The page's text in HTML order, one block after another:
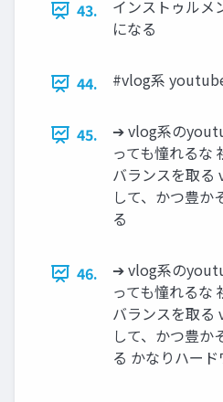
43.
インストゥルメ
になる
44. #vlog系
45.
➔ vlog系の
っても憧れるな
バランスを取る
して、かつ豊か
る
46.
➔ vlog系の
っても憧れるな
バランスを取る
して、かつ豊か
る かなりハード